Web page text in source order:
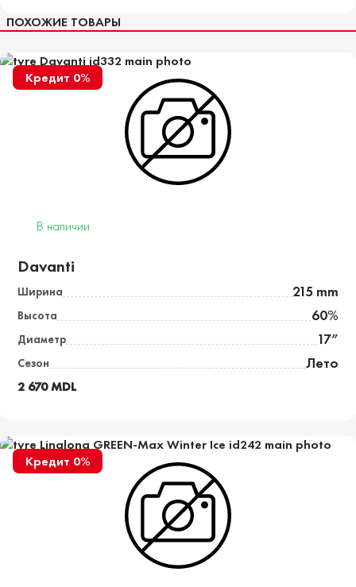
ПОХОЖИЕ ТОВАРЫ
Кредит 0%
В наличии
Davanti
Ширина 215 mm
Высота 60%
Диаметр 17”
Сезон Лето
2 670 MDL
Кредит 0%